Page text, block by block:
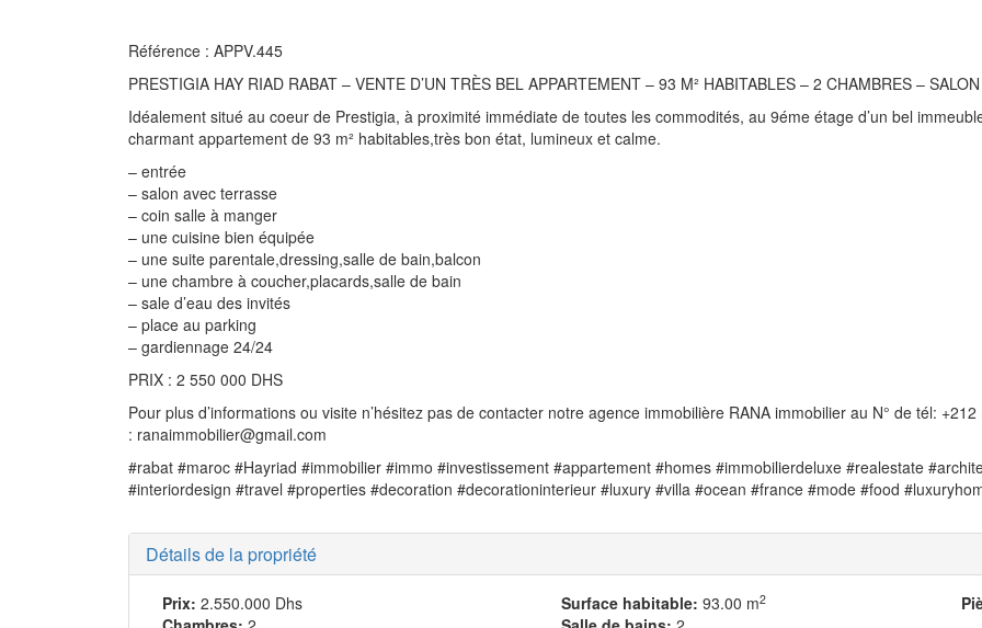
Référence : APPV.445
PRESTIGIA HAY RIAD RABAT – VENTE D’UN TRÈS BEL APPARTEMENT – 93 M² HABITABLES – 2 CHAMBRES –
Idéalement situé au coeur de Prestigia, à proximité immédiate de toutes les commodités, au 9éme étage d’un bel
charmant appartement de 93 m² habitables,très bon état, lumineux et calme.
– entrée
– salon avec terrasse
– coin salle à manger
– une cuisine bien équipée
– une suite parentale,dressing,salle de bain,balcon
– une chambre à coucher,placards,salle de bain
– sale d’eau des invités
– place au parking
– gardiennage 24/24
PRIX : 2 550 000 DHS
Pour plus d’informations ou visite n’hésitez pas de contacter notre agence immobilière RANA immobilier au N° de tél:
: ranaimmobilier@gmail.com
#rabat #maroc #Hayriad #immobilier #immo #investissement #appartement #homes #immobilierdeluxe #realestate
#interiordesign #travel #properties #decoration #decorationinterieur #luxury #villa #ocean #france #mode #food
Détails de la propriété
Prix: 2.550.000 Dhs Surface habitable: 93.00 m2